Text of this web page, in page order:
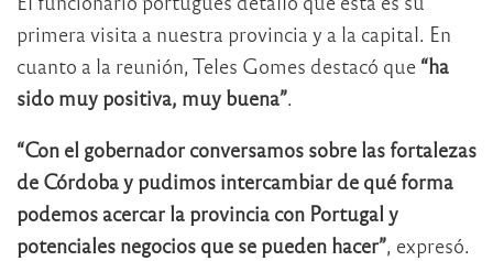
primera visita a nuestra provincia y a la capital. En
cuanto a la reunión, Teles Gomes destacó que “ha
sido muy positiva, muy buena”.
“Con el gobernador conversamos sobre las fortalezas
de Córdoba y pudimos intercambiar de qué forma
podemos acercar la provincia con Portugal y
potenciales negocios que se pueden hacer”, expresó.